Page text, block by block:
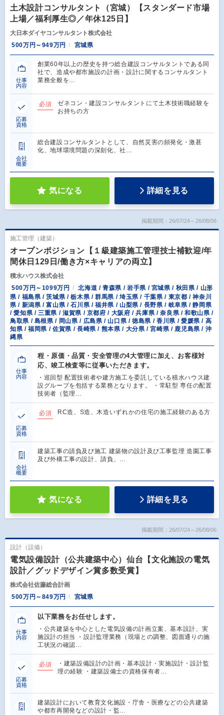
土木設計コンサルタント（宮城）【スタンダード市場
上場／福利厚生◎／年休125日】
大日本ダイヤコンサルタント株式会社
500万円～949万円
宮城県
仕事
内容
創業60年以上の歴史を持つ総合建設コンサルタントである同
社で、造成や都市施設の計画・設計に関するコンサルタント
業務全般を…
応募
資格
必須
ゼネコン・建設コンサルタントにて土木技術職経験を
お持ちの方
会社
概要
総合建設コンサルタントとして、自然災害の頻発化・激甚
化、地球環境問題の深刻化、社…
気になる 詳細を見る
掲載期間：26/07/24～26/08/06
施工管理（建築）
オープンポジション【１級建築施工管理技士補歓迎/年
間休日129日/働き方×キャリアの両立】
積水ハウス株式会社
500万円～1099万円
北海道 / 青森県 / 岩手県 / 宮城県 / 秋田県 / 山形
県 / 福島県 / 茨城県 / 栃木県 / 群馬県 / 埼玉県 / 千葉県 / 東京都 / 神奈川
県 / 新潟県 / 富山県 / 石川県 / 福井県 / 山梨県 / 長野県 / 岐阜県 / 静岡県
/ 愛知県 / 三重県 / 滋賀県 / 京都府 / 大阪府 / 兵庫県 / 奈良県 / 和歌山県 /
鳥取県 / 島根県 / 岡山県 / 広島県 / 山口県 / 徳島県 / 香川県 / 愛媛県 / 高
知県 / 福岡県 / 佐賀県 / 長崎県 / 熊本県 / 大分県 / 宮崎県 / 鹿児島県 / 沖
縄県
仕事
内容
程・原価・品質・安全管理の4大管理に加え、お客様対
応、竣工検査等に従事いただきます。
・巡回型 配置技術者や建方施工を委託している積水ハウス建
設グループを包括する業務となります。 ・常駐型 専任の配置
技術者（監理…
応募
資格
必須 RC造、S造、木造いずれかの住宅の施工経験のある方
会社
概要
建築工事の請負及び施工 建築物の設計及び工事監理 造園工事
及び外構工事の設計、請負、…
気になる 詳細を見る
掲載期間：26/07/24～26/08/06
設計（設備）
電気設備設計（公共建築中心）仙台【文化施設の電気
設計／グッドデザイン賞多数受賞】
株式会社佐藤総合計画
500万円～849万円
宮城県
仕事
内容
以下業務をお任せします。
・公共建築を中心とした電気設備の計画立案、基本設計、実
施設計の担当 ・設計監理業務（現場との調整、図面通りの施
工状況の確認…
応募
資格
必須
・建築設備設計の計画・基本設計・実施設計・設計監
理の経験 ・建築設備士の資格保有者…
建築設計において教育文化施設・庁舎・医療などの公共建築
や都市再開発などの設計・監…